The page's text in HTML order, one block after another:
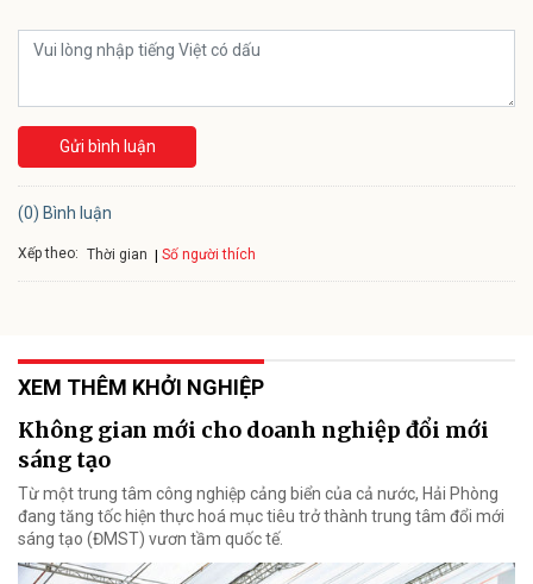
Gửi bình luận
(0) Bình luận
Xếp theo: Thời gian Số người thích
XEM THÊM KHỞI NGHIỆP
Không gian mới cho doanh nghiệp đổi mới
sáng tạo
Từ một trung tâm công nghiệp cảng biển của cả nước, Hải Phòng
đang tăng tốc hiện thực hoá mục tiêu trở thành trung tâm đổi mới
sáng tạo (ĐMST) vươn tầm quốc tế.